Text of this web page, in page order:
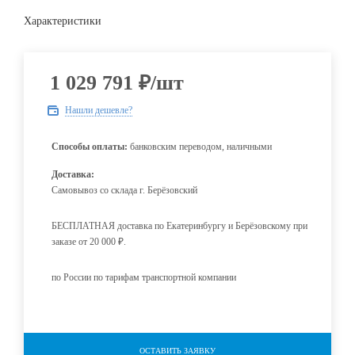
Характеристики
1 029 791 ₽/шт
Нашли дешевле?
Способы оплаты: банковским переводом, наличными
Доставка:
Самовывоз со склада г. Берёзовский
БЕСПЛАТНАЯ доставка по Екатеринбургу и Берёзовскому при
заказе от 20 000 ₽.
по России по тарифам транспортной компании
ОСТАВИТЬ ЗАЯВКУ